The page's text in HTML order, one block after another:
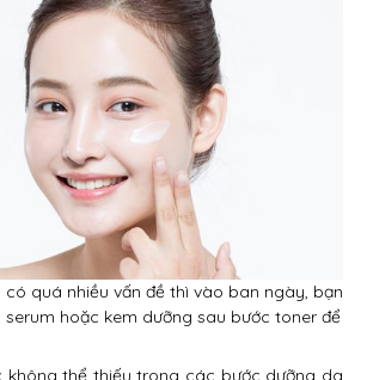
quá nhiều vấn đề thì vào ban ngày, bạn
hoặc kem dưỡng sau bước toner để
không thể thiếu trong các bước dưỡng da